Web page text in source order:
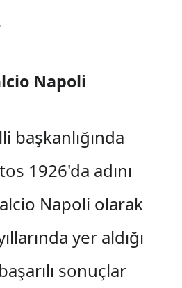
Napoli
başkanlığında
1926'da adını
Napoli olarak
yer aldığı
sonuçlar